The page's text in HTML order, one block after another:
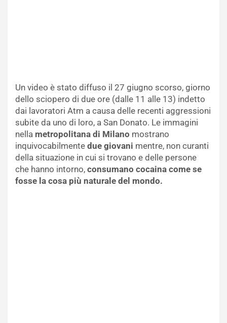
Un video è stato diffuso il 27 giugno scorso, giorno
dello sciopero di due ore (dalle 11 alle 13) indetto
dai lavoratori Atm a causa delle recenti aggressioni
subite da uno di loro, a San Donato. Le immagini
nella metropolitana di Milano mostrano
inquivocabilmente due giovani mentre, non curanti
della situazione in cui si trovano e delle persone
che hanno intorno, consumano cocaina come se
fosse la cosa più naturale del mondo.